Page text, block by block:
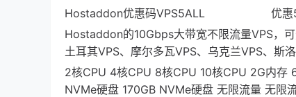
Hostaddon优惠码VPS5ALL 优惠5%
Hostaddon的10Gbps大带宽不限流量VPS，
土耳其VPS、摩尔多瓦VPS、乌克兰VPS、斯
2核CPU 4核CPU 8核CPU 10核CPU 2G内存
NVMe硬盘 170GB NVMe硬盘 无限流量 无限